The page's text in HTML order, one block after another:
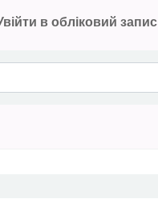
в обліковий запис